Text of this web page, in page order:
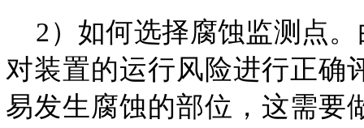
2）如何选择腐蚀监测点。
对装置的运行风险进行正确
易发生腐蚀的部位，这需要